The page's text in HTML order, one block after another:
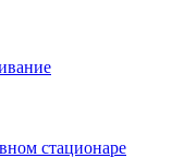
стационаре